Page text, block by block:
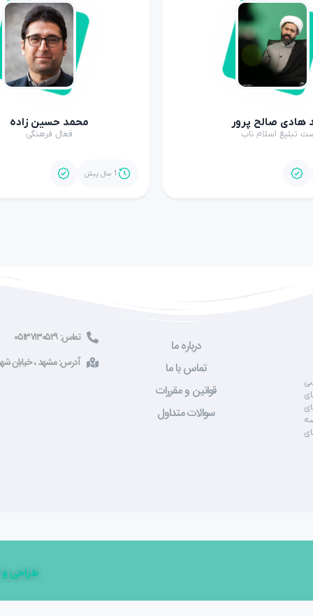
هادی صالح پرور
تبلیغ اسلام ناب
محمد حسین زاده
فعال فرهنگی
1 سال پیش
درباره ما
تماس با ما
قوانین و مقررات
سوالات متداول
تماس: ۰۵۱۳۷۱۳۰۵۲۹
آدرس: مشهد ، خیابان شهید صادقی
طراحی